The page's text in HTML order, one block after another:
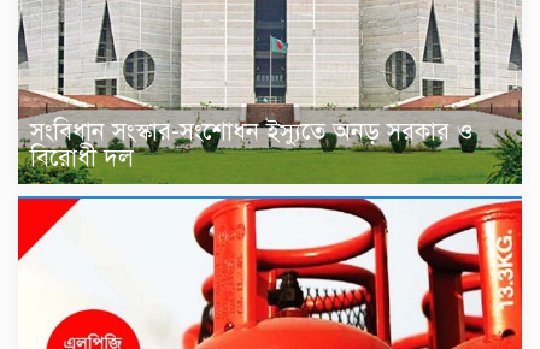
সংবিধান সংস্কার-সংশোধন ইস্যুতে অনড় সরকার ও
বিরোধী দল